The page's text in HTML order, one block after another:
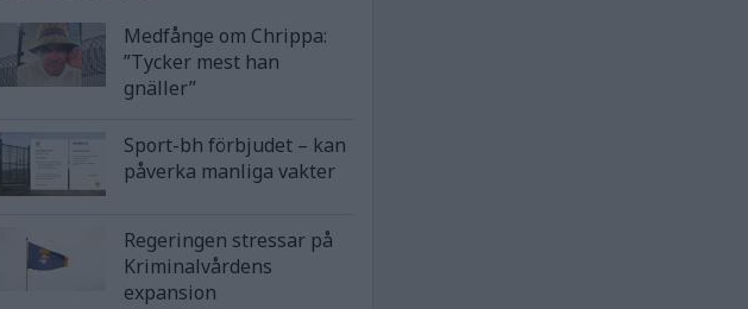
Medfånge om Chrippa:
”Tycker mest han
gnäller”
Sport-bh förbjudet – kan
påverka manliga vakter
Regeringen stressar på
Kriminalvårdens
expansion